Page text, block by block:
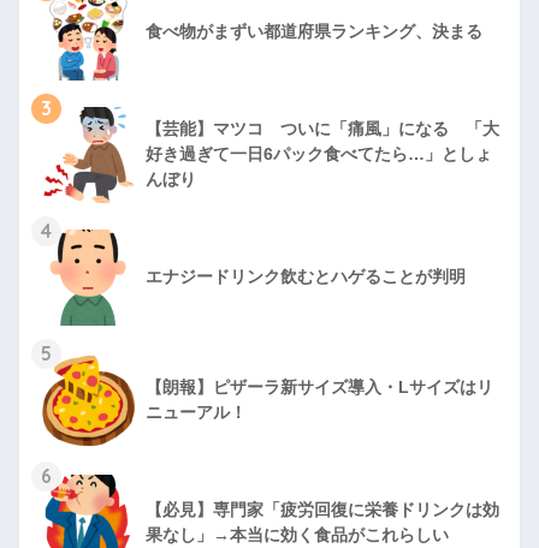
食べ物がまずい都道府県ランキング、決まる
3
【芸能】マツコ ついに「痛風」になる 「大
好き過ぎて一日6パック食べてたら…」としょ
んぼり
4
エナジードリンク飲むとハゲることが判明
5
【朗報】ピザーラ新サイズ導入・Lサイズはリ
ニューアル！
6
【必見】専門家「疲労回復に栄養ドリンクは効
果なし」→本当に効く食品がこれらしい